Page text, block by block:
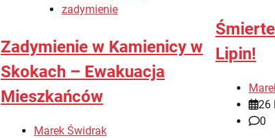
zadymienie
Zadymienie w Kamienicy w
Skokach – Ewakuacja
Mieszkańców
Marek Świdrak
Lipin!
26
0